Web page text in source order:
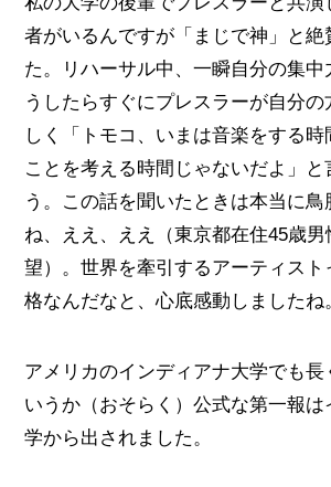
者がいるんですが「まじで神」と絶
た。リハーサル中、一瞬自分の集中
うしたらすぐにプレスラーが自分の
しく「トモコ、いまは音楽をする
ことを考える時間じゃないだよ」と
う。この話を聞いたときは本当に鳥
ね、ええ、ええ（東京都在住45歳
望）。世界を牽引するアーティスト
格なんだなと、心底感動しましたね
アメリカのインディアナ大学でも長
いうか（おそらく）公式な第一報は
学から出されました。